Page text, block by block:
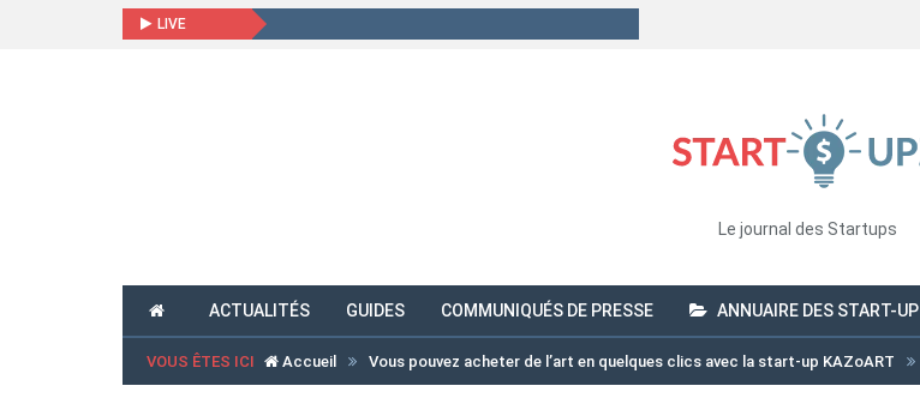
LIVE
Le journal des Startups
ACTUALITÉS GUIDES COMMUNIQUÉS DE PRESSE ANNUAIRE DES START-UP
VOUS ÊTES ICI Accueil Vous pouvez acheter de l’art en quelques clics avec la start-up KAZoART